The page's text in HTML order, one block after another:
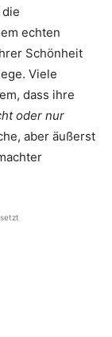
echten
Schönheit
Viele
dass ihre
oder nur
aber äußerst